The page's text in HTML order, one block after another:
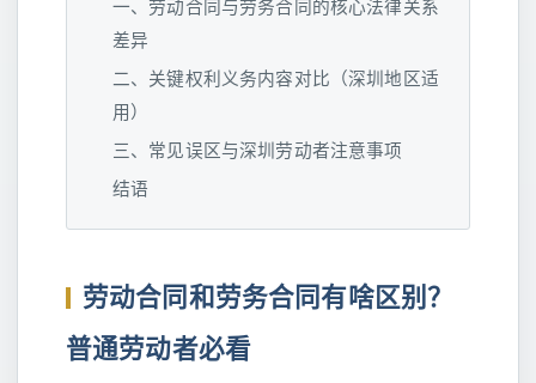
一、劳动合同与劳务合同的核心法律关系
差异
二、关键权利义务内容对比（深圳地区适
用）
三、常见误区与深圳劳动者注意事项
结语
劳动合同和劳务合同有啥区别？
普通劳动者必看